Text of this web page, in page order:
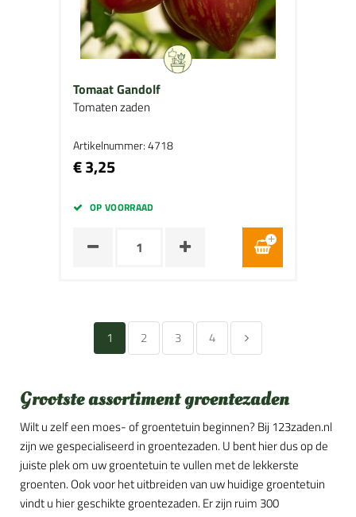
Tomaat Gandolf
Tomaten zaden
Artikelnummer: 4718
€ 3,25
OP VOORRAAD
1 2 3 4
Grootste assortiment groentezaden
Wilt u zelf een moes- of groentetuin beginnen? Bij 123zaden.nl
zijn we gespecialiseerd in groentezaden. U bent hier dus op de
juiste plek om uw groentetuin te vullen met de lekkerste
groenten. Ook voor het uitbreiden van uw huidige groentetuin
vindt u hier geschikte groentezaden. Er zijn ruim 300